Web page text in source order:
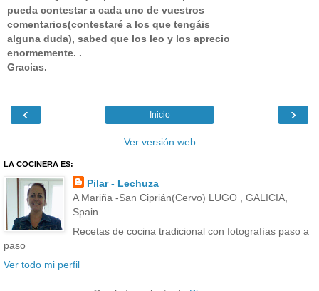
pueda contestar a cada uno de vuestros
comentarios(contestaré a los que tengáis
alguna duda), sabed que los leo y los aprecio
enormemente. .
Gracias.
‹ ›
Inicio
Ver versión web
LA COCINERA ES:
Pilar - Lechuza
A Mariña -San Ciprián(Cervo) LUGO , GALICIA,
Spain
Recetas de cocina tradicional con fotografías paso a
paso
Ver todo mi perfil